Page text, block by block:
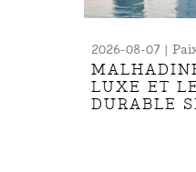
2026-08-07 |
LUXE ET
DURABLE